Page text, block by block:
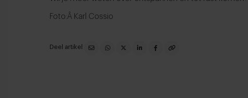
Foto:Â Karl Cossio
Deel artikel